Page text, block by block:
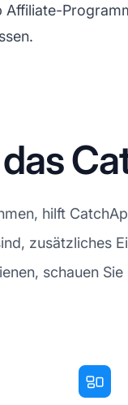
hilft
zusätzliches
schauen